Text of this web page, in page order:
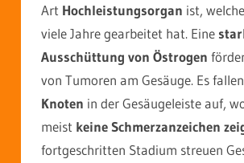
Art Hochleistungsorgan ist,
viele Jahre gearbeitet hat. Eine
Ausschüttung von Östrogen
von Tumoren am Gesäuge. Es
Knoten in der Gesäugeleiste auf,
meist keine Schmerzanzeichen
fortgeschritten Stadium streuen